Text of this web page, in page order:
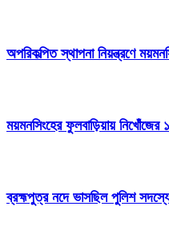
অপরিকল্পিত স্থাপনা নিয়ন্ত্রণে
ময়মনসিংহের ফুলবাড়িয়ায়
ব্রহ্মপুত্র নদে ভাসছিল পুলিশ